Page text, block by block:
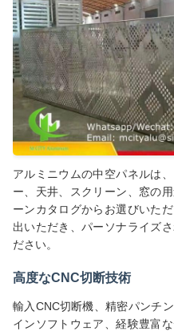
アルミニウムの中空パネルは
ー、天井、スクリーン、窓の
ーンカタログからお選びいた
出いただき、パーソナライズ
ださい。
高度なCNC切断技術
輸入CNC切断機、精密パンチ
インソフトウェア、経験豊富